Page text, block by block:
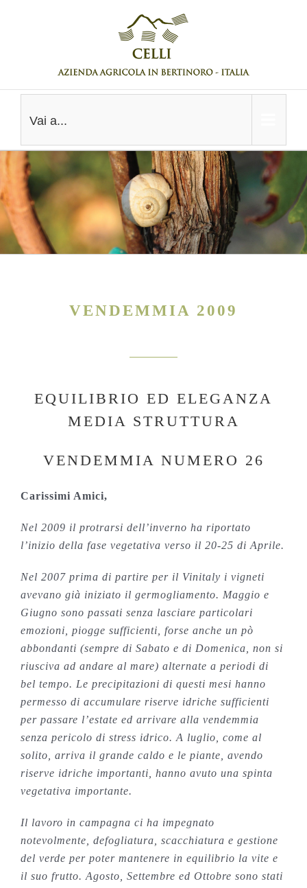
Vai a...
VENDEMMIA 2009
EQUILIBRIO ED ELEGANZA
MEDIA STRUTTURA
VENDEMMIA NUMERO 26
Carissimi Amici,
Nel 2009 il protrarsi dell’inverno ha riportato
l’inizio della fase vegetativa verso il 20-25 di Aprile.
Nel 2007 prima di partire per il Vinitaly i vigneti
avevano già iniziato il germogliamento. Maggio e
Giugno sono passati senza lasciare particolari
emozioni, piogge sufficienti, forse anche un pò
abbondanti (sempre di Sabato e di Domenica, non si
riusciva ad andare al mare) alternate a periodi di
bel tempo. Le precipitazioni di questi mesi hanno
permesso di accumulare riserve idriche sufficienti
per passare l’estate ed arrivare alla vendemmia
senza pericolo di stress idrico. A luglio, come al
solito, arriva il grande caldo e le piante, avendo
riserve idriche importanti, hanno avuto una spinta
vegetativa importante.
Il lavoro in campagna ci ha impegnato
notevolmente, defogliatura, scacchiatura e gestione
del verde per poter mantenere in equilibrio la vite e
il suo frutto. Agosto, Settembre ed Ottobre sono stati